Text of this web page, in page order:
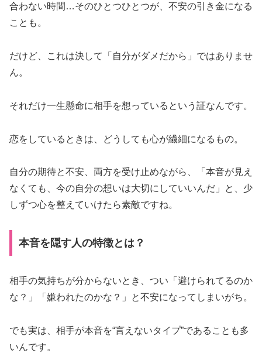
合わない時間…そのひとつひとつが、不安の引き金になる
ことも。
だけど、これは決して「自分がダメだから」ではありませ
ん。
それだけ一生懸命に相手を想っているという証なんです。
恋をしているときは、どうしても心が繊細になるもの。
自分の期待と不安、両方を受け止めながら、「本音が見え
なくても、今の自分の想いは大切にしていいんだ」と、少
しずつ心を整えていけたら素敵ですね。
本音を隠す人の特徴とは？
相手の気持ちが分からないとき、つい「避けられてるのか
な？」「嫌われたのかな？」と不安になってしまいがち。
でも実は、相手が本音を“言えないタイプ”であることも多
いんです。